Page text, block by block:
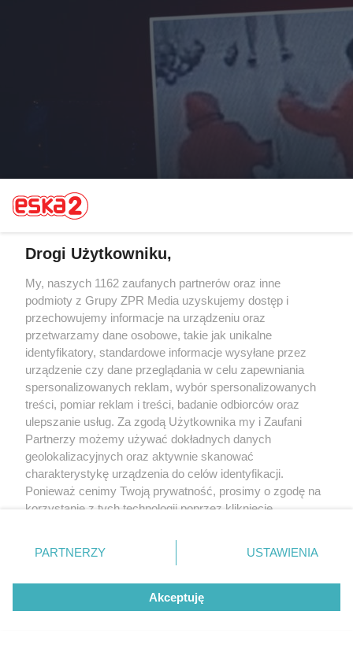
SZCZĘŚLIWY FINAŁ SPRAWY
Trzy siostry zaginęły w Warszawie!
ATAK NA TLE NARODOWOŚCIOWYM
Szokujące wideo z Krakowa. "Mięśniak"
zaatakował młodą Ukrainkę
Drogi Użytkowniku,
My, naszych 1162 zaufanych partnerów oraz inne
podmioty z Grupy ZPR Media uzyskujemy dostęp i
przechowujemy informacje na urządzeniu oraz
przetwarzamy dane osobowe, takie jak unikalne
identyfikatory, standardowe informacje wysyłane przez
urządzenie czy dane przeglądania w celu zapewniania
spersonalizowanych reklam, wybór spersonalizowanych
treści, pomiar reklam i treści, badanie odbiorców oraz
ulepszanie usług. Za zgodą Użytkownika my i Zaufani
Partnerzy możemy używać dokładnych danych
geolokalizacyjnych oraz aktywnie skanować
charakterystykę urządzenia do celów identyfikacji.
Ponieważ cenimy Twoją prywatność, prosimy o zgodę na
korzystanie z tych technologii poprzez kliknięcie
zmienić/wycofać klikając przycisk ustawień prywatności
znajdujący się w lewym dolnym rogu strony
rodzaje przetwarzania danych nie wymagają zgody
użytkownika, ale masz prawo sprzeciwić się takiemu
przetwarzaniu. Preferencje będą miały zastosowanie tylko
PARTNERZY USTAWIENIA
Akceptuję